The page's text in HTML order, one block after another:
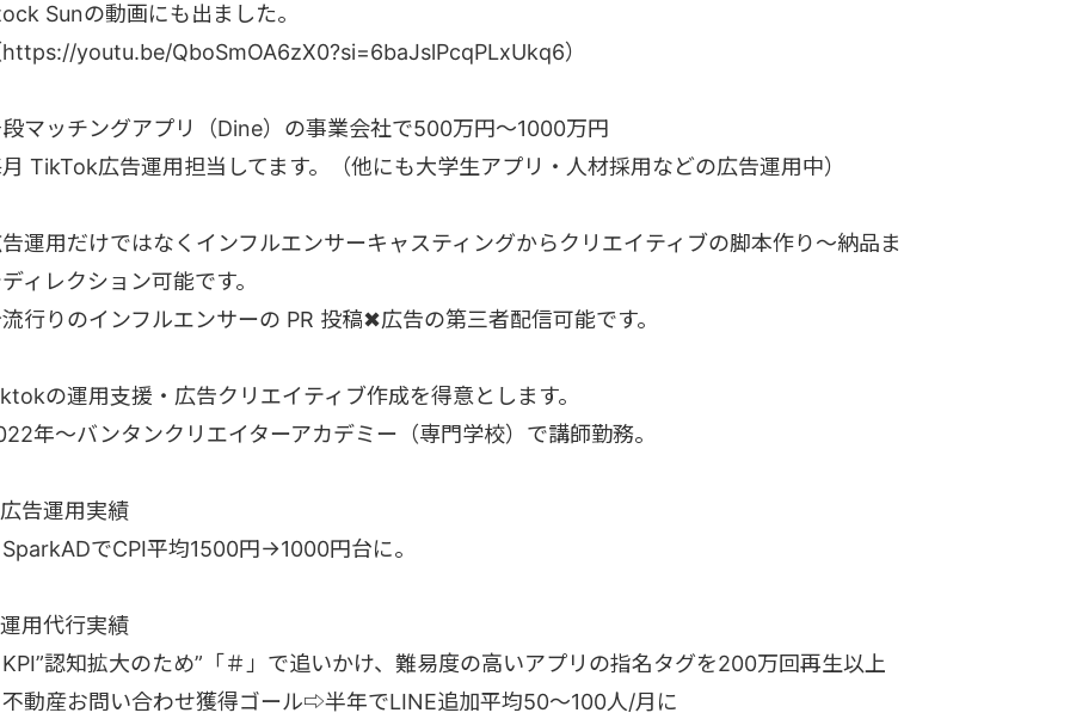
Sunの動画にも出ました。
youtu.be/QboSmOA6zX0?si=6baJslPcqPLxUkq6）
マッチングアプリ（Dine）の事業会社で500万円〜1000万円
TikTok広告運用担当してます。（他にも大学生アプリ・人材採用などの広告運用中）
運用だけではなくインフルエンサーキャスティングからクリエイティブの脚本作り〜納品ま
ィレクション可能です。
行りのインフルエンサーの PR 投稿✖︎広告の第三者配信可能です。
の運用支援・広告クリエイティブ作成を得意とします。
年〜バンタンクリエイターアカデミー（専門学校）で講師勤務。
告運用実績
でCPI平均1500円→1000円台に。
用代行実績
認知拡大のため”「＃」で追いかけ、難易度の高いアプリの指名タグを200万回再生以上
動産お問い合わせ獲得ゴール⇨半年でLINE追加平均50〜100人/月に